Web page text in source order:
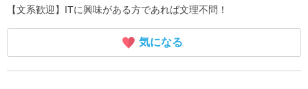
【文系歓迎】ITに興味がある方であれば文理不問！
気になる